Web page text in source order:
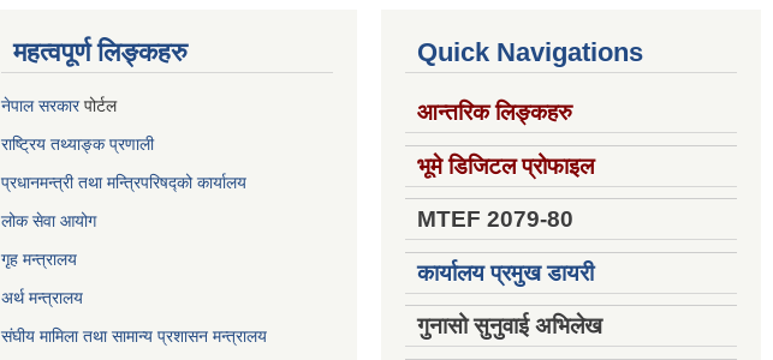
महत्वपूर्ण लिङ्कहरु
नेपाल सरकारपोर्टल
राष्ट्रिय तथ्याङ्क प्रणाली
प्रधानमन्त्री तथा मन्त्रिपरिषद्को कार्यालय
लोक सेवाआयोग
गृह मन्त्रालय
अर्थ मन्त्रालय
संघीय मामिला तथा सामान्य प्रशासन मन्त्रालय
Quick Navigations
आन्तरिक लिङ्कहरु
भूमे डिजिटल प्रोफाइल
MTEF 2079-80
कार्यालय प्रमुख डायरी
गुनासो सुनुवाई अभिलेख